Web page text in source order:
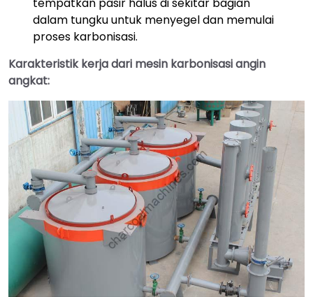
dalam tungku untuk menyegel dan memulai
proses karbonisasi.
Karakteristik kerja dari mesin karbonisasi angin
angkat: